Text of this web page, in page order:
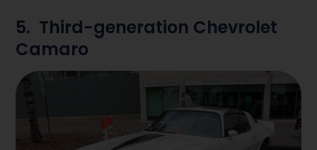
5. Third-generation Chevrolet
Camaro